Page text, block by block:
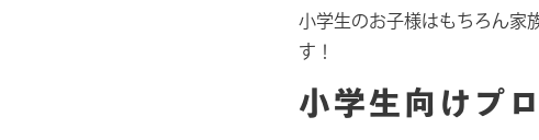
小学生のお子様はもちろん家
す！
小学生向けプ